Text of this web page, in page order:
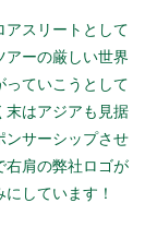
アスリートとして
アーの厳しい世界
っていこうとして
末はアジアも見据
ンサーシップさせ
右肩の弊社ロゴが
しています！